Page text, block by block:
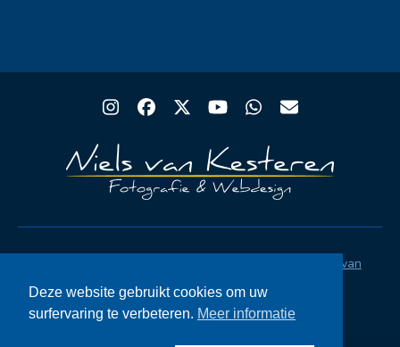
Instagram
Facebook
TwitterYouTubeWhatsapp
Email
Niels van
Kesteren
Privacystatement AVG
Deze website gebruikt cookies om uw
surfervaring te verbeteren. Meer informatie